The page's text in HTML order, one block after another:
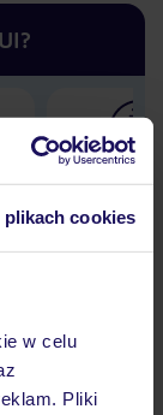
plikach cookies
w celu
Pliki
30 lat w